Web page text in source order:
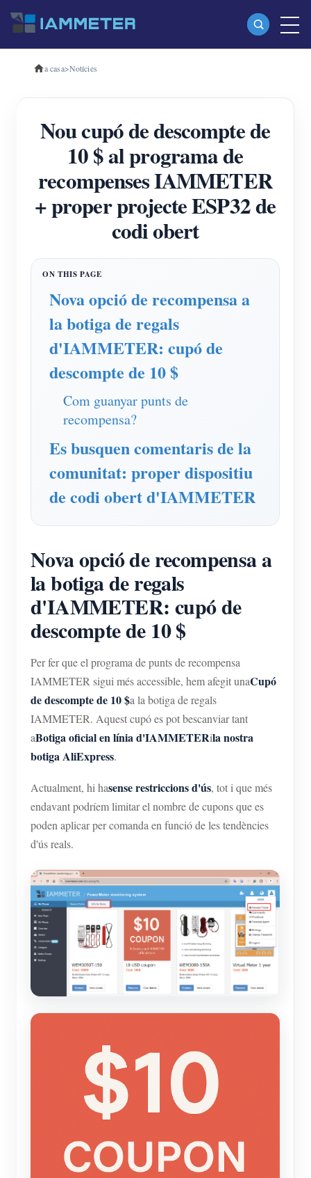
Productes
Mesurador d'energia Wi-Fi trifàsic (WEM3080T)
Mesurador d'energia Wi-Fi trifàsic (WEM3046T)
Mesurador d'energia Wi-Fi trifàsic (WEM3050T)
Controlador d'alimentació WiFi
IAMMETER Cloud Pro
Simulador IAMMETER
Mesurador virtual
Sistema de Predicció i Simulació Energètica
Aplicacions
Monitor d'energia del sistema solar fotovoltaic
Monitor de consum d'electricitat
Sistema de control de calefacció fotovoltaica
Domòtica
Botiga
Recursos
Inici ràpid del producte
Preguntes freqüents
Notícies
Blocs
Comunitat
Programa de recompenses
Sobre nosaltres
a casa>Notícies
Nou cupó de descompte de
10 $ al programa de
recompenses IAMMETER
+ proper projecte ESP32 de
codi obert
Nova opció de recompensa a
la botiga de regals
d'IAMMETER: cupó de
descompte de 10 $
Com guanyar punts de
recompensa?
Es busquen comentaris de la
comunitat: proper dispositiu
de codi obert d'IAMMETER
Nova opció de recompensa a
la botiga de regals
d'IAMMETER: cupó de
descompte de 10 $
Per fer que el programa de punts de recompensa
IAMMETER sigui més accessible, hem afegit unaCupó
de descompte de 10 $a la botiga de regals
IAMMETER. Aquest cupó es pot bescanviar tant
aBotiga oficial en línia d'IAMMETERila nostra
botiga AliExpress.
Actualment, hi hasense restriccions d'ús, tot i que més
endavant podríem limitar el nombre de cupons que es
poden aplicar per comanda en funció de les tendències
d'ús reals.